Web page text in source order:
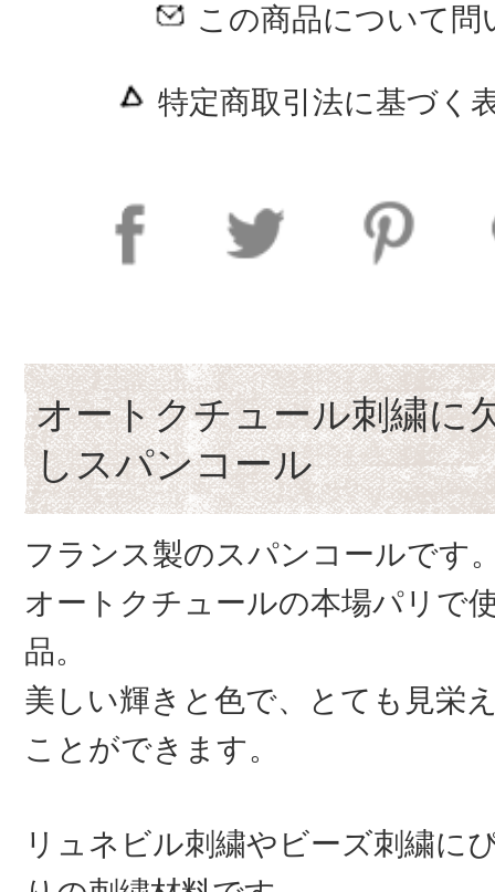
この商品について問
特定商取引法に基づく
オートクチュール刺繍に
しスパンコール
フランス製のスパンコールです
オートクチュールの本場パリで
品。
美しい輝きと色で、とても見栄
ことができます。
リュネビル刺繍やビーズ刺繍に